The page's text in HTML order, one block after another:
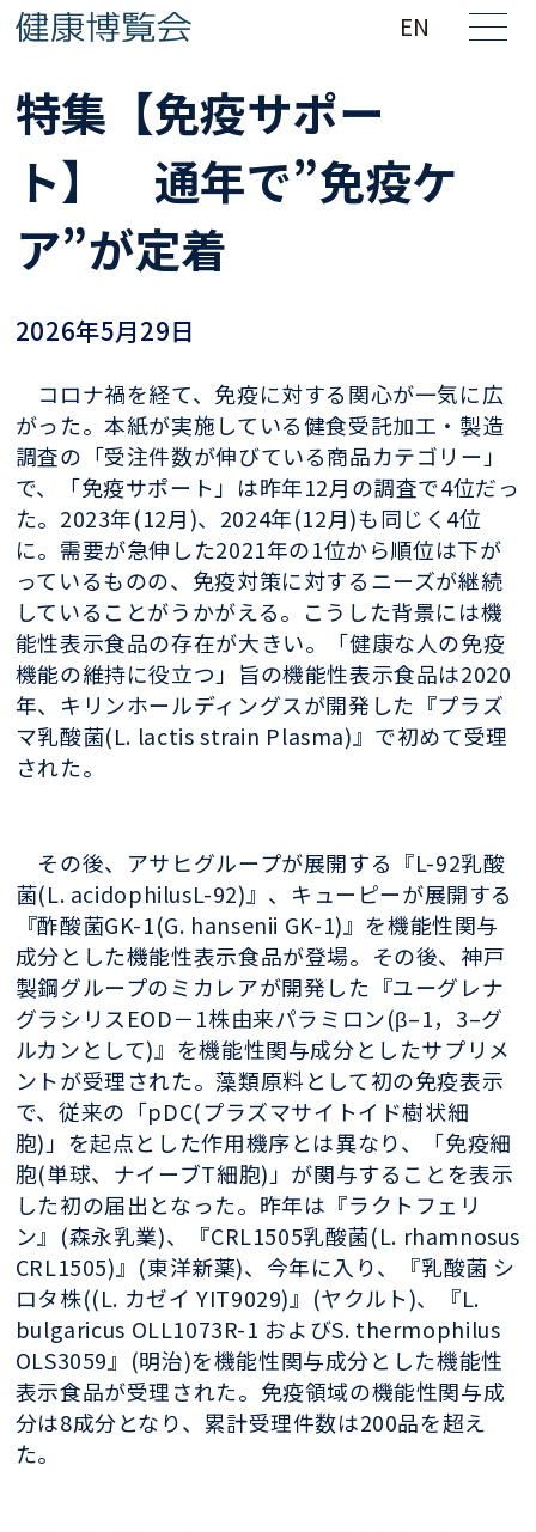
EN
特集【免疫サポー
ト】 通年で”免疫ケ
ア”が定着
2026年5月29日
コロナ禍を経て、免疫に対する関心が一気に広
がった。本紙が実施している健食受託加工・製造
調査の「受注件数が伸びている商品カテゴリー」
で、「免疫サポート」は昨年12月の調査で4位だっ
た。2023年(12月)、2024年(12月)も同じく4位
に。需要が急伸した2021年の1位から順位は下が
っているものの、免疫対策に対するニーズが継続
していることがうかがえる。こうした背景には機
能性表示食品の存在が大きい。「健康な人の免疫
機能の維持に役立つ」旨の機能性表示食品は2020
年、キリンホールディングスが開発した『プラズ
マ乳酸菌(L. lactis strain Plasma)』で初めて受理
された。
その後、アサヒグループが展開する『L-92乳酸
菌(L. acidophilusL-92)』、キューピーが展開する
『酢酸菌GK-1(G. hansenii GK-1)』を機能性関与
成分とした機能性表示食品が登場。その後、神戸
製鋼グループのミカレアが開発した『ユーグレナ
グラシリスEOD－1株由来パラミロン(β–1，3–グ
ルカンとして)』を機能性関与成分としたサプリメ
ントが受理された。藻類原料として初の免疫表示
で、従来の「pDC(プラズマサイトイド樹状細
胞)」を起点とした作用機序とは異なり、「免疫細
胞(単球、ナイーブT細胞)」が関与することを表示
した初の届出となった。昨年は『ラクトフェリ
ン』(森永乳業)、『CRL1505乳酸菌(L. rhamnosus
CRL1505)』(東洋新薬)、今年に入り、『乳酸菌 シ
ロタ株((L. カゼイ YIT9029)』(ヤクルト)、『L.
bulgaricus OLL1073R-1 およびS. thermophilus
OLS3059』(明治)を機能性関与成分とした機能性
表示食品が受理された。免疫領域の機能性関与成
分は8成分となり、累計受理件数は200品を超え
た。